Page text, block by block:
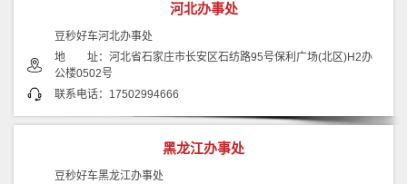
河北办事处
豆秒好车河北办事处
地 址：河北省石家庄市长安区石纺路95号保利广场(北区)H2办
公楼0502号
联系电话：17502994666
黑龙江办事处
豆秒好车黑龙江办事处